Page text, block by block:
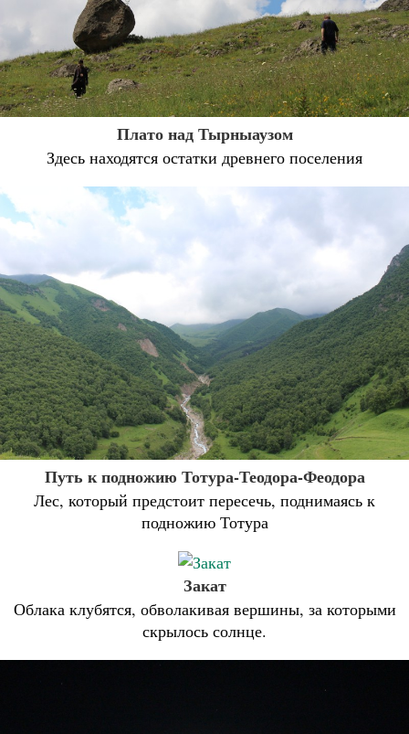
Плато над Тырныаузом
Здесь находятся остатки древнего поселения
Путь к подножию Тотура-Теодора-Феодора
Лес, который предстоит пересечь, поднимаясь к
подножию Тотура
Закат
Облака клубятся, обволакивая вершины, за которыми
скрылось солнце.